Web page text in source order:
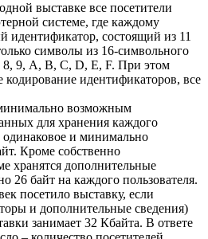
выставке все посетители
системе, где каждому
идентификатор, состоящий из 11
символы из 16-символьного
8, 9, A, B, C, D, E, F. При этом
идентификаторов, все
возможным
для хранения каждого
одинаковое и минимально
Кроме собственно
хранятся дополнительные
26 байт на каждого пользователя.
посетило выставку, если
и дополнительные сведения)
занимает 32 Кбайта. В ответе